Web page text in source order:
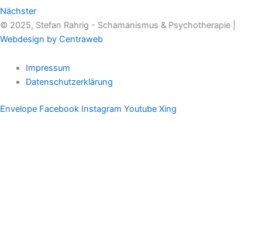
Nächster
© 2025, Stefan Rahrig - Schamanismus & Psychotherapie |
Webdesign by Centraweb
Impressum
Datenschutzerklärung
Envelope Facebook Instagram Youtube Xing